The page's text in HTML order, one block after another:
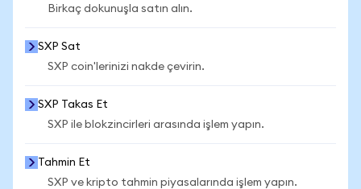
Birkaç dokunuşla satın alın.
SXP Sat
SXP coin'lerinizi nakde çevirin.
SXP Takas Et
SXP ile blokzincirleri arasında işlem yapın.
Tahmin Et
SXP ve kripto tahmin piyasalarında işlem yapın.